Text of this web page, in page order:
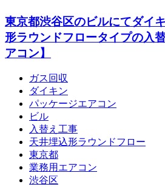
東京都渋谷区のビルにてダイ
形ラウンドフロータイプの入
アコン】
ガス回収
ダイキン
パッケージエアコン
ビル
入替え工事
天井埋込形ラウンドフロー
東京都
業務用エアコン
渋谷区